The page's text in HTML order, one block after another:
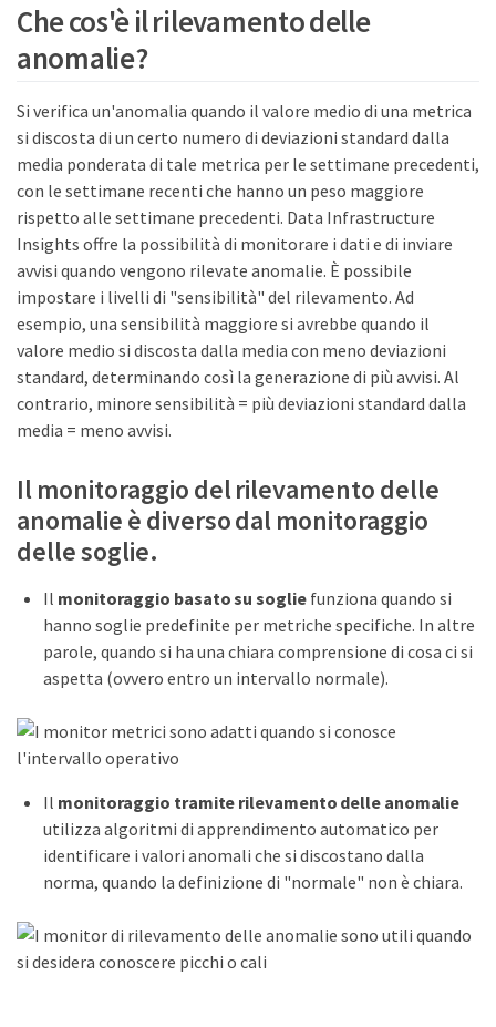
Che cos'è il rilevamento delle
anomalie?
Si verifica un'anomalia quando il valore medio di una metrica
si discosta di un certo numero di deviazioni standard dalla
media ponderata di tale metrica per le settimane precedenti,
con le settimane recenti che hanno un peso maggiore
rispetto alle settimane precedenti. Data Infrastructure
Insights offre la possibilità di monitorare i dati e di inviare
avvisi quando vengono rilevate anomalie. È possibile
impostare i livelli di "sensibilità" del rilevamento. Ad
esempio, una sensibilità maggiore si avrebbe quando il
valore medio si discosta dalla media con meno deviazioni
standard, determinando così la generazione di più avvisi. Al
contrario, minore sensibilità = più deviazioni standard dalla
media = meno avvisi.
Il monitoraggio del rilevamento delle
anomalie è diverso dal monitoraggio
delle soglie.
Il monitoraggio basato su sogliefunziona quando si
hanno soglie predefinite per metriche specifiche. In altre
parole, quando si ha una chiara comprensione di cosa ci si
aspetta (ovvero entro un intervallo normale).
Il monitoraggio tramite rilevamento delle anomalie
utilizza algoritmi di apprendimento automatico per
identificare i valori anomali che si discostano dalla
norma, quando la definizione di "normale" non è chiara.